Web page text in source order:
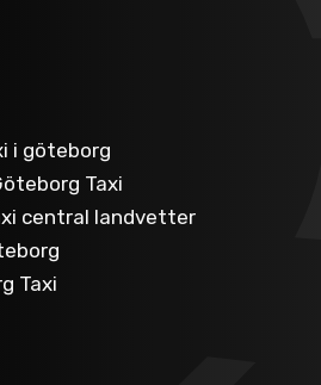
i göteborg
Taxi
central landvetter
Taxi